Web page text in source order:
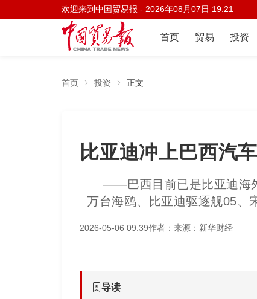
欢迎来到中国贸易报 - 2026年08月07日 19:21
首页 贸易 投资
首页 投资 正文
比亚迪冲上巴西汽
——巴西目前已是比亚迪海外
万台海鸥、比亚迪驱逐舰05、
2026-05-06 09:39作者： 来源：新华财经
导读